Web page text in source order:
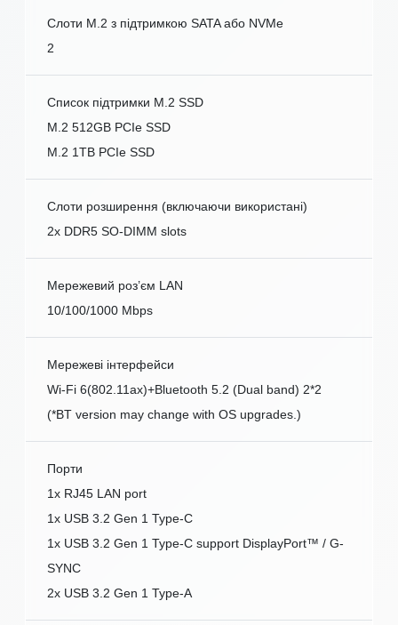
Слоти M.2 з підтримкою SATA або NVMe
2
Список підтримки M.2 SSD
M.2 512GB PCIe SSD
M.2 1TB PCIe SSD
Слоти розширення (включаючи використані)
2x DDR5 SO-DIMM slots
Мережевий роз’єм LAN
10/100/1000 Mbps
Мережеві інтерфейси
Wi-Fi 6(802.11ax)+Bluetooth 5.2 (Dual band) 2*2
(*BT version may change with OS upgrades.)
Порти
1x RJ45 LAN port
1x USB 3.2 Gen 1 Type-C
1x USB 3.2 Gen 1 Type-C support DisplayPort™ / G-
SYNC
2x USB 3.2 Gen 1 Type-A